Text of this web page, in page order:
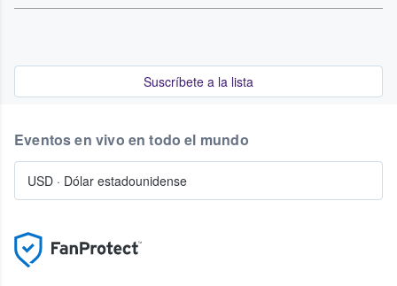
Suscríbete a la lista
Eventos en vivo en todo el mundo
USD · Dólar estadounidense